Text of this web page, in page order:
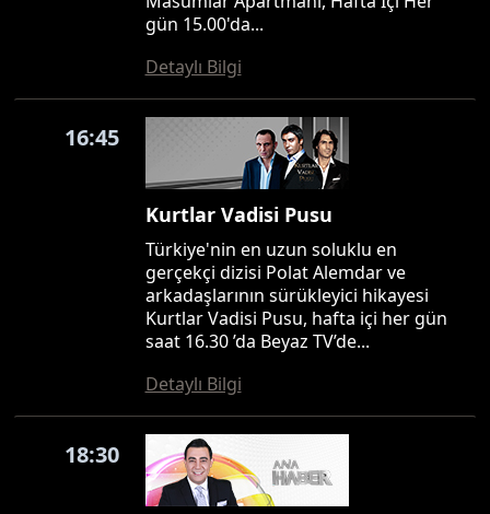
gün 15.00'da...
Detaylı Bilgi
16:45
Kurtlar Vadisi Pusu
Türkiye'nin en uzun soluklu en
gerçekçi dizisi Polat Alemdar ve
arkadaşlarının sürükleyici hikayesi
Kurtlar Vadisi Pusu, hafta içi her gün
saat 16.30 ’da Beyaz TV’de...
Detaylı Bilgi
18:30